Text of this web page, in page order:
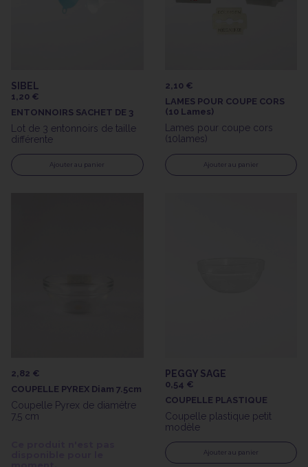
SIBEL
1,20 €
ENTONNOIRS SACHET DE 3
Lot de 3 entonnoirs de taille
différente
Ajouter au panier
2,10 €
LAMES POUR COUPE CORS
(10 Lames)
Lames pour coupe cors
(10lames)
Ajouter au panier
2,82 €
COUPELLE PYREX Diam 7.5cm
Coupelle Pyrex de diamètre
7,5 cm
PEGGY SAGE
0,54 €
COUPELLE PLASTIQUE
Coupelle plastique petit
modèle
Ajouter au panier